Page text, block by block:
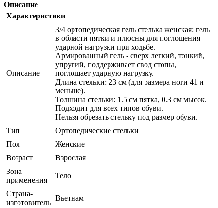
Описание
Характеристики
Описание
3/4 ортопедическая гель стелька женская: гель
в области пятки и плюсны для поглощения
ударной нагрузки при ходьбе.
Армированный гель - сверх легкий, тонкий,
упругий, поддерживает свод стопы,
поглощает ударную нагрузку.
Длина стельки: 23 см (для размера ноги 41 и
меньше).
Толщина стельки: 1.5 см пятка, 0.3 см мысок.
Подходит для всех типов обуви.
Нельзя обрезать стельку под размер обуви.
Тип
Ортопедические стельки
Пол
Женские
Возраст
Взрослая
Зона
применения
Тело
Страна-
изготовитель
Вьетнам